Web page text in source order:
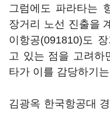
그럼에도 파라타는
장거리 노선 진출을
이항공(091810)도
고 있는 점을 고려하
타가 이를 감당하기
김광옥 한국항공대